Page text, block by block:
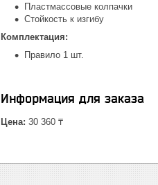
Пластмассовые колпачки
Стойкость к изгибу
Комплектация:
Правило 1 шт.
Информация для заказа
Цена: 30 360 ₸